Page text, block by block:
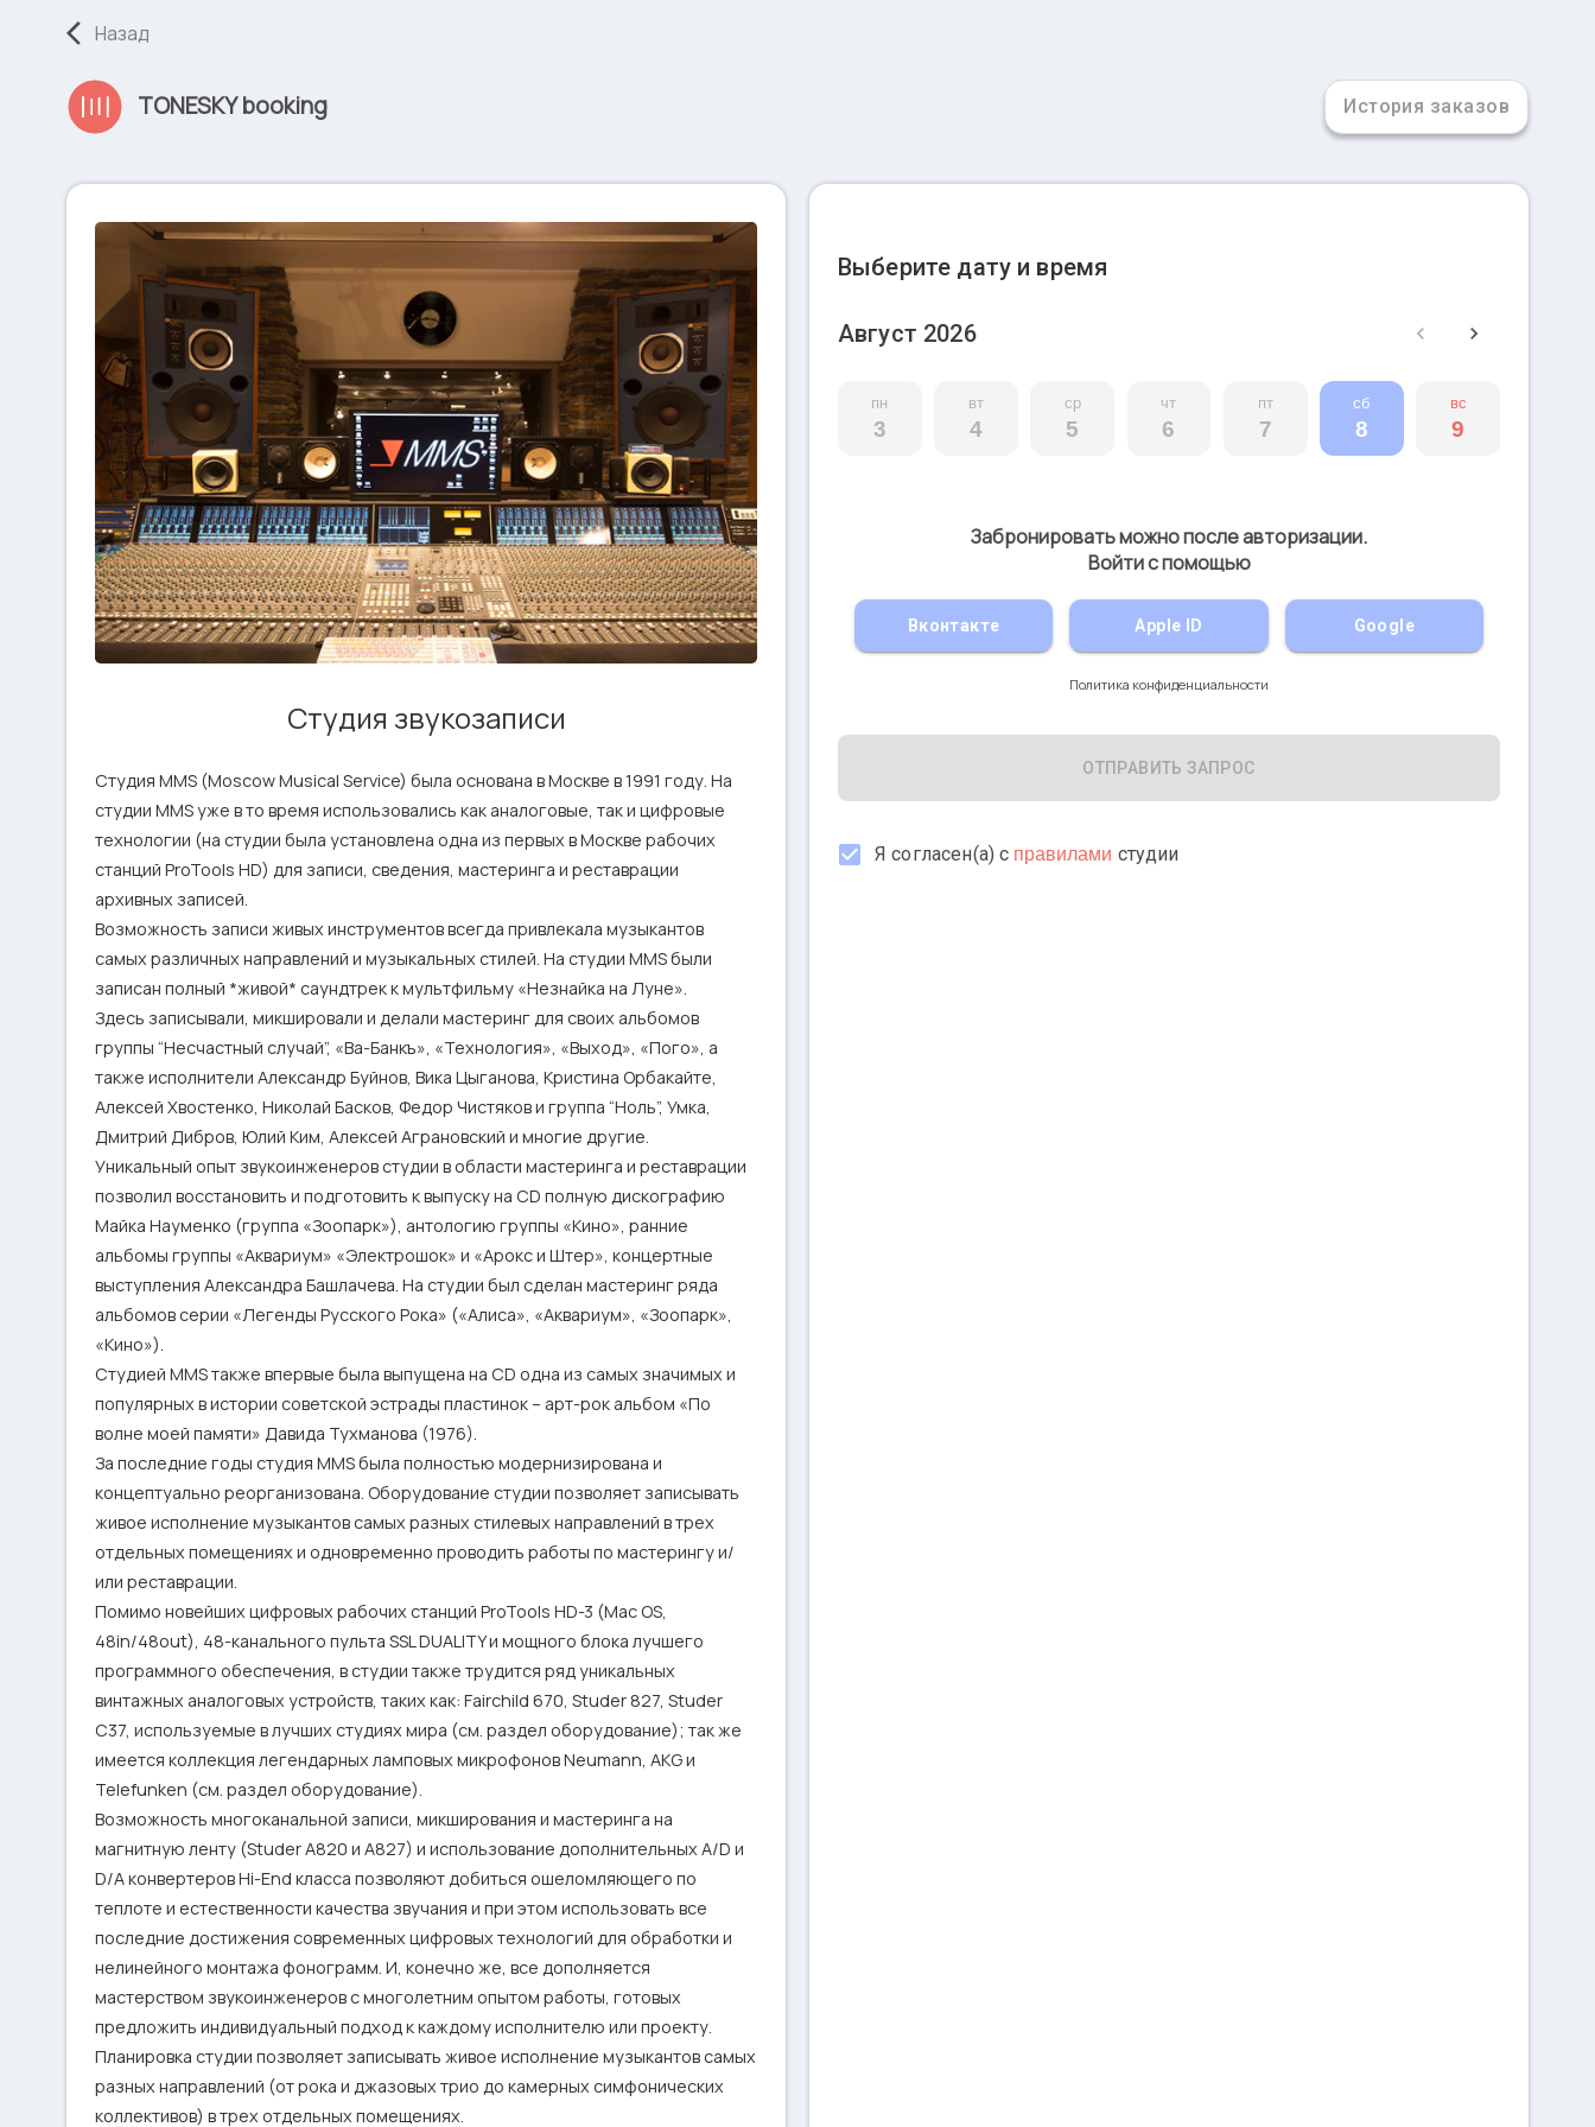
Назад
TONESKY booking История заказов
Студия звукозаписи
Студия MMS (Moscow Musical Service) была основана в Москве в 1991 году. На
студии ММS уже в то время использовались как аналоговые, так и цифровые
технологии (на студии была установлена одна из первых в Москве рабочих
станций ProTools HD) для записи, сведения, мастеринга и реставрации
архивных записей.
Возможность записи живых инструментов всегда привлекала музыкантов
самых различных направлений и музыкальных стилей. На студии MMS были
записан полный *живой* саундтрек к мультфильму «Незнайка на Луне».
Здесь записывали, микшировали и делали мастеринг для своих альбомов
группы “Несчастный случай”, «Ва-Банкъ», «Технология», «Выход», «Пого», а
также исполнители Александр Буйнов, Вика Цыганова, Кристина Орбакайте,
Алексей Хвостенко, Николай Басков, Федор Чистяков и группа “Ноль”, Умка,
Дмитрий Дибров, Юлий Ким, Алексей Аграновский и многие другие.
Уникальный опыт звукоинженеров студии в области мастеринга и реставрации
позволил восстановить и подготовить к выпуску на CD полную дискографию
Майка Науменко (группа «Зоопарк»), антологию группы «Кино», ранние
альбомы группы «Аквариум» «Электрошок» и «Арокс и Штер», концертные
выступления Александра Башлачева. На студии был сделан мастеринг ряда
альбомов серии «Легенды Русского Рока» («Алиса», «Аквариум», «Зоопарк»,
«Кино»).
Студией MMS также впервые была выпущена на CD одна из самых значимых и
популярных в истории советской эстрады пластинок – арт-рок альбом «По
волне моей памяти» Давида Тухманова (1976).
За последние годы студия MMS была полностью модернизирована и
концептуально реорганизована. Оборудование студии позволяет записывать
живое исполнение музыкантов самых разных стилевых направлений в трех
отдельных помещениях и одновременно проводить работы по мастерингу и/
или реставрации.
Помимо новейших цифровых рабочих станций ProTools HD-3 (Mac OS,
48in/48out), 48-канального пульта SSL DUALITY и мощного блока лучшего
программного обеспечения, в студии также трудится ряд уникальных
винтажных аналоговых устройств, таких как: Fairchild 670, Studer 827, Studer
C37, используемыe в лучших студиях мира (см. раздел оборудование); так же
имеется коллекция легендарных ламповых микрофонов Neumann, AKG и
Telefunken (см. раздел оборудование).
Возможность многоканальной записи, микширования и мастеринга на
магнитную ленту (Studer A820 и А827) и использование дополнительных A/D и
D/A конвертеров Hi-End класса позволяют добиться ошеломляющего по
теплоте и естественности качества звучания и при этом использовать все
последние достижения современных цифровых технологий для обработки и
нелинейного монтажа фонограмм. И, конечно же, все дополняется
мастерством звукоинженеров с многолетним опытом работы, готовых
предложить индивидуальный подход к каждому исполнителю или проекту.
Планировка студии позволяет записывать живое исполнение музыкантов самых
разных направлений (от рока и джазовых трио до камерных симфонических
коллективов) в трех отдельных помещениях.
Выберите дату и время
Август 2026
пн
3
вт
4
ср
5
чт
6
пт
7
сб
8
вс
9
Забронировать можно после авторизации.
Войти с помощью
Вконтакте Apple ID Google
Политика конфиденциальности
ОТПРАВИТЬ ЗАПРОС
Я согласен(а) с правилами студии